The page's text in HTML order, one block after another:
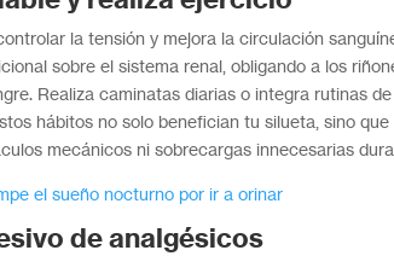
la tensión y mejora la circulación
sobre el sistema renal, obligando a los
Realiza caminatas diarias o integra rutinas
hábitos no solo benefician tu silueta, sino
mecánicos ni sobrecargas innecesarias
el sueño nocturno por ir a orinar
de analgésicos